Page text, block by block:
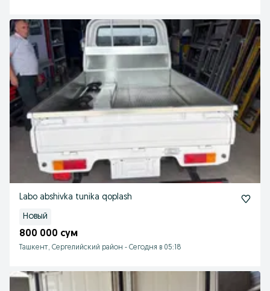
Labo abshivka tunika qoplash
Новый
800 000 сум
Ташкент, Сергелийский район - Сегодня в 05:18